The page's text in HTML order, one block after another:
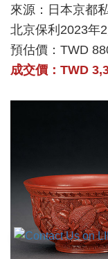
來源：日本京都
北京保利2023年
預估價：TWD
成交價：TWD